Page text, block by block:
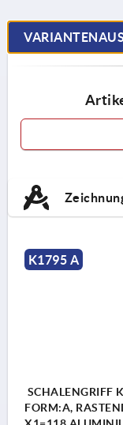
K1795 A
SCHALENGRIFF
FORM:A,